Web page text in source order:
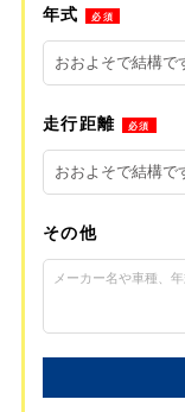
年式 必須
走行距離 必須
その他